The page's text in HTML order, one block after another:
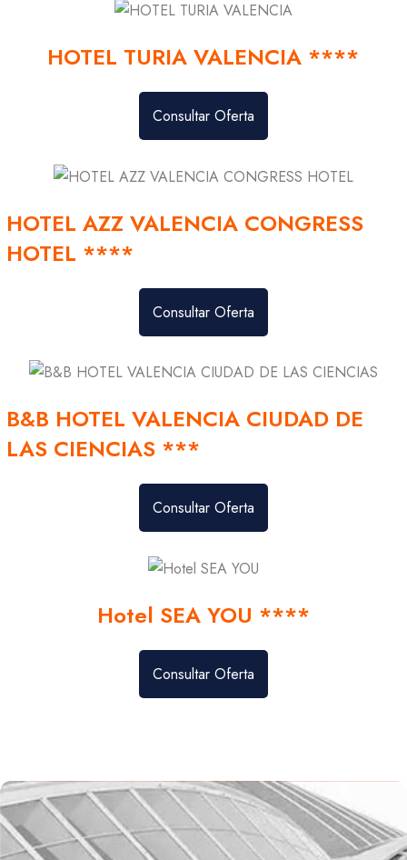
HOTEL TURIA VALENCIA ****
Consultar Oferta
HOTEL AZZ VALENCIA CONGRESS
HOTEL ****
Consultar Oferta
B&B HOTEL VALENCIA CIUDAD DE
LAS CIENCIAS ***
Consultar Oferta
Hotel SEA YOU ****
Consultar Oferta